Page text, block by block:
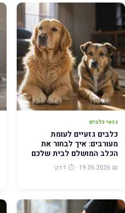
גזעי כלבים
כלבים גזעיים לעומת
מעורבים: איך לבחור את
הכלב המושלם לבית שלכם
📅 19.06.2026 · ⏱️ 1 דק׳